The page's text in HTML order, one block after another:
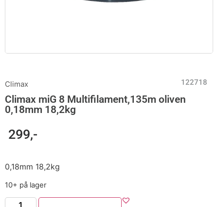
Climax 122718
Climax miG 8 Multifilament,135m oliven
0,18mm 18,2kg
299,-
0,18mm 18,2kg
10+ på lager